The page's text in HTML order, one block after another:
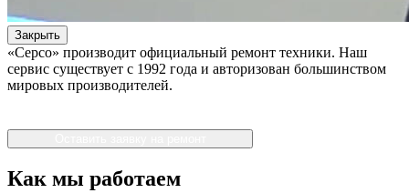
Закрыть
«Серсо» производит официальный ремонт техники. Наш
сервис существует с 1992 года и авторизован большинством
мировых производителей.
Как мы работаем